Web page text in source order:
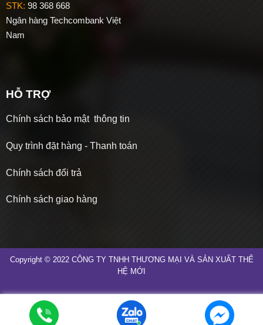
STK: 98 368 668
Ngân hàng Techcombank Việt
Nam
HỖ TRỢ
Chính sách bảo mật thông tin
Quy trình đặt hàng - Thanh toán
Chính sách đổi trả
Chính sách giao hàng
Copyright © 2022 CÔNG TY TNHH THƯƠNG MẠI VÀ SẢN XUẤT THẾ
HỆ MỚI
Gọi ngay